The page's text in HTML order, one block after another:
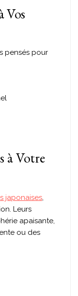
Vos
pensés pour
à Votre
japonaises
Leurs
apaisante,
ou des